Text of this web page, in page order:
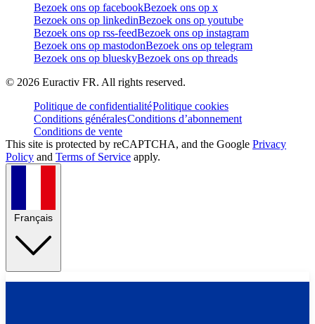
Bezoek ons op facebookBezoek ons op x
Bezoek ons op linkedinBezoek ons op youtube
Bezoek ons op rss-feedBezoek ons op instagram
Bezoek ons op mastodonBezoek ons op telegram
Bezoek ons op blueskyBezoek ons op threads
© 2026 Euractiv FR. All rights reserved.
Politique de confidentialitéPolitique cookies
Conditions généralesConditions d’abonnement
Conditions de vente
This site is protected by reCAPTCHA, and the Google Privacy
Policy and Terms of Service apply.
Français